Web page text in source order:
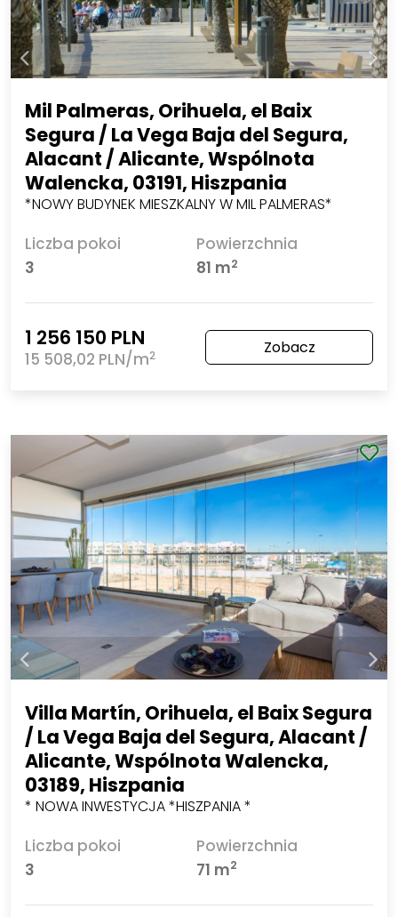
Mil Palmeras, Orihuela, el Baix
Segura / La Vega Baja del Segura,
Alacant / Alicante, Wspólnota
Walencka, 03191, Hiszpania
*NOWY BUDYNEK MIESZKALNY W MIL PALMERAS*
Liczba pokoi
3
Powierzchnia
81 m2
1 256 150 PLN
15 508,02 PLN/m2 Zobacz
Villa Martín, Orihuela, el Baix Segura
/ La Vega Baja del Segura, Alacant /
Alicante, Wspólnota Walencka,
03189, Hiszpania
* NOWA INWESTYCJA *HISZPANIA *
Liczba pokoi
3
Powierzchnia
71 m2